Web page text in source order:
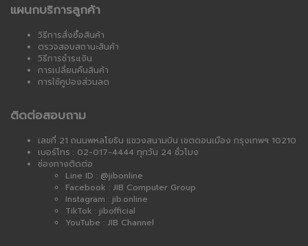
แผนกบริการลูกค้า
วิธีการสั่งซื้อสินค้า
ตรวจสอบสถานะสินค้า
วิธีการชำระเงิน
การเปลี่ยนคืนสินค้า
การใช้คูปองส่วนลด
ติดต่อสอบถาม
เลขที่ 21 ถนนพหลโยธิน แขวงสนามบิน เขตดอนเมือง กรุงเทพฯ 10210
เบอร์โทร : 02-017-4444 ทุกวัน 24 ชั่วโมง
ช่องทางติดต่อ
Line ID : @jibonline
Facebook : JIB Computer Group
Instagram : jib.online
TikTok : jibofficial
YouTube : JIB Channel